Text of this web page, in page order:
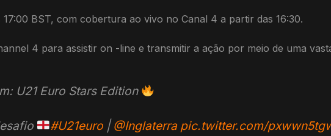
BST, com cobertura ao vivo no Canal 4 a partir das 16:30.
4 para assistir on -line e transmitir a ação por meio de uma
U21 Euro Stars Edition
#U21euro| @Inglaterra pic.twitter.com/